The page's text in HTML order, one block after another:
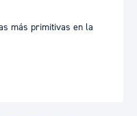
más primitivas en la